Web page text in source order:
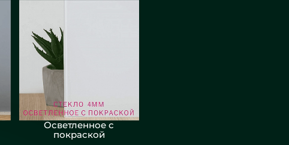
Осветленное с
покраской